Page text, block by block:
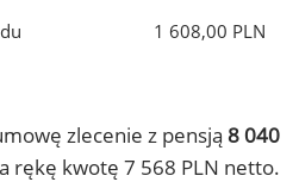
1 608,00 PLN
zlecenie z pensją 8 040
rękę kwotę 7 568 PLN netto.